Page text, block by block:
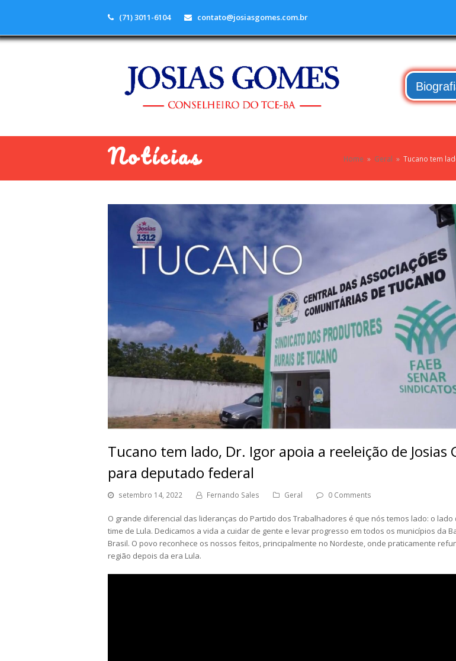
(71) 3011-6104 contato@josiasgomes.com.br
Notícias Home » Geral » Tucano tem
Tucano tem lado, Dr. Igor apoia a reeleição de Josias
para deputado federal
setembro 14, 2022 Fernando Sales Geral 0 Comments
O grande diferencial das lideranças do Partido dos Trabalhadores é que nós temos lado: o lado
time de Lula. Dedicamos a vida a cuidar de gente e levar progresso em todos os municípios da
Brasil. O povo reconhece os nossos feitos, principalmente no Nordeste, onde praticamente
região depois da era Lula.